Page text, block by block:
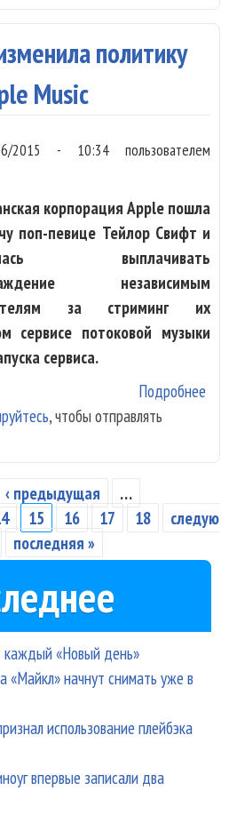
политику
Music
2015 - 10:34пользователем
корпорация Apple пошла
поп-певице Тейлор Свифт и
выплачивать
независимым
за стриминг их
сервисе потоковой музыки
сервиса.
Подробнее
, чтобы отправлять
‹ предыдущая
…
15 16 17 18
следую
последняя »
каждый «Новый день»
начнут снимать уже в
использование плейбэка
впервые записали два